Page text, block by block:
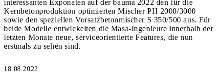
interessanten Exponaten auf der bauma 2022 den für die
Kernbetonproduktion optimierten Mischer PH 2000/3000
sowie den speziellen Vorsatzbetonmischer S 350/500 aus. Für
beide Modelle entwickelten die Masa-Ingenieure innerhalb der
letzten Monate neue, serviceorientierte Features, die nun
erstmals zu sehen sind.
18.08.2022